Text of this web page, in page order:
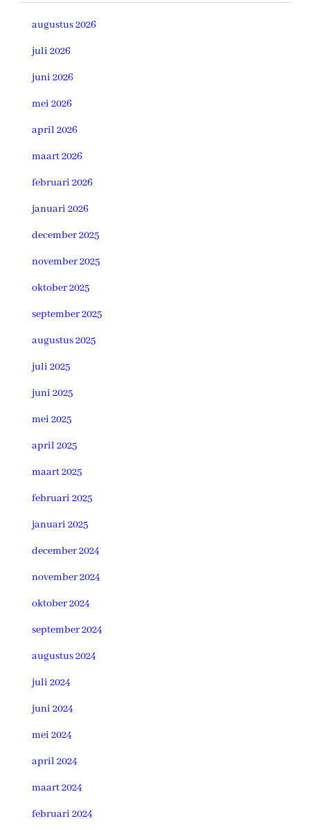
augustus 2026
juli 2026
juni 2026
mei 2026
april 2026
maart 2026
februari 2026
januari 2026
december 2025
november 2025
oktober 2025
september 2025
augustus 2025
juli 2025
juni 2025
mei 2025
april 2025
maart 2025
februari 2025
januari 2025
december 2024
november 2024
oktober 2024
september 2024
augustus 2024
juli 2024
juni 2024
mei 2024
april 2024
maart 2024
februari 2024